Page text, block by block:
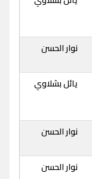
نوار الحسن
يائل بشلاوي
نوار الحسن
نوار الحسن